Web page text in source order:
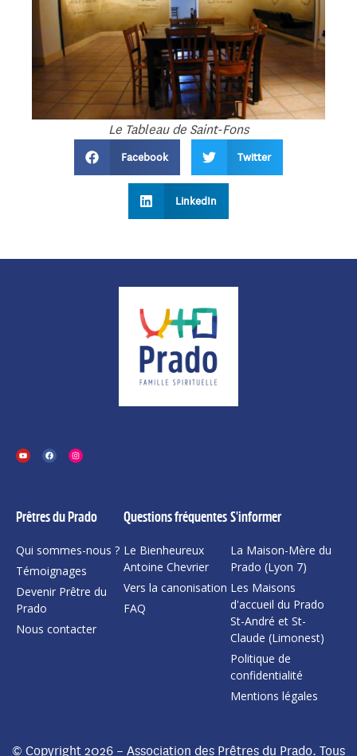
Le Tableau de Saint-Fons
Facebook Twitter
LinkedIn
Prêtres du Prado
Qui sommes-nous ?
Témoignages
Devenir Prêtre du
Prado
Nous contacter
Questions fréquentes
Le Bienheureux
Antoine Chevrier
Vers la canonisation
FAQ
S'informer
La Maison-Mère du
Prado (Lyon 7)
Les Maisons
d'accueil du Prado
St-André et St-
Claude (Limonest)
Politique de
confidentialité
Mentions légales
© Copyright 2026 – Association des Prêtres du Prado. Tous